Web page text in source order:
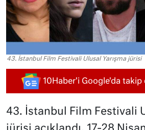
43. İstanbul Film Festivali Ulusal Yarışma jürisi
10Haber'i Google'da takip
43. İstanbul Film Festivali